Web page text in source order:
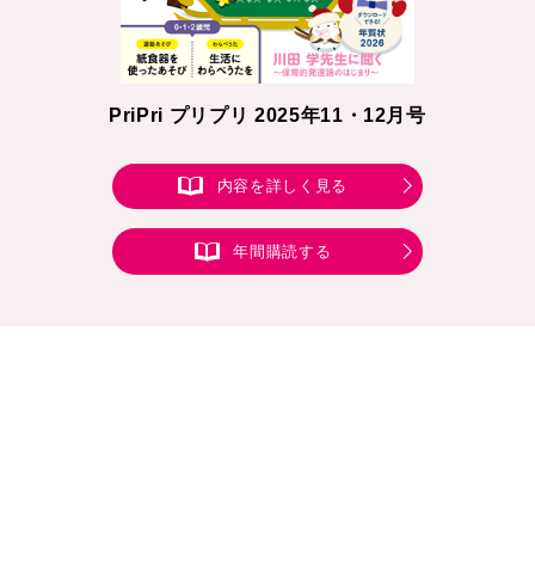
PriPri プリプリ 2025年11・12月号
内容を詳しく見る
年間購読する